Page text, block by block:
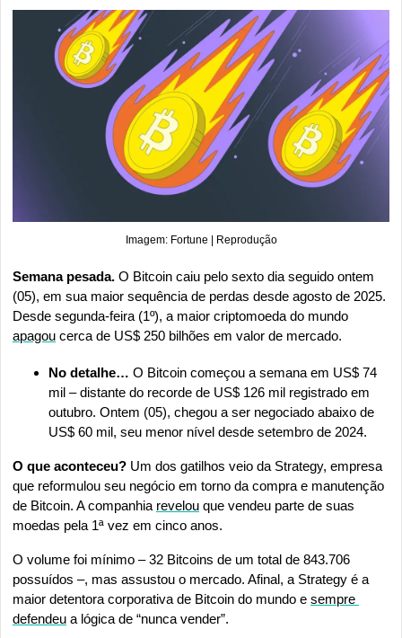
Imagem: Fortune | Reprodução
Semana pesada. O Bitcoin caiu pelo sexto dia seguido ontem
(05), em sua maior sequência de perdas desde agosto de 2025.
apagou cerca de US$ 250 bilhões em valor de mercado.
No detalhe… O Bitcoin começou a semana em US$ 74
mil – distante do recorde de US$ 126 mil registrado em
outubro. Ontem (05), chegou a ser negociado abaixo de
US$ 60 mil, seu menor nível desde setembro de 2024.
O que aconteceu? Um dos gatilhos veio da Strategy, empresa
que reformulou seu negócio em torno da compra e manutenção
de Bitcoin. A companhia revelou que vendeu parte de suas
moedas pela 1ª vez em cinco anos.
O volume foi mínimo – 32 Bitcoins de um total de 843.706
possuídos –, mas assustou o mercado. Afinal, a Strategy é a
maior detentora corporativa de Bitcoin do mundo e sempre
defendeu a lógica de “nunca vender”.